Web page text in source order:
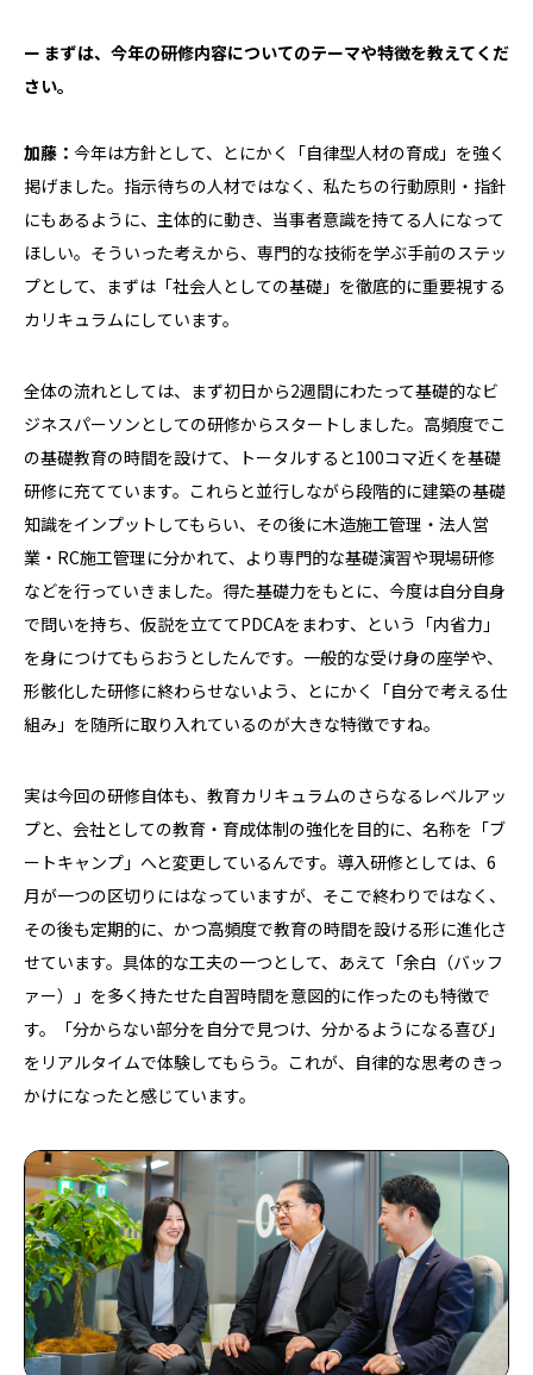
ー まずは、今年の研修内容についてのテーマや特徴を教えてくだ
さい。
加藤： 今年は方針として、とにかく「自律型人材の育成」を強く
掲げました。指示待ちの人材ではなく、私たちの行動原則・指針
にもあるように、主体的に動き、当事者意識を持てる人になって
ほしい。そういった考えから、専門的な技術を学ぶ手前のステッ
プとして、まずは「社会人としての基礎」を徹底的に重要視する
カリキュラムにしています。
全体の流れとしては、まず初日から2週間にわたって基礎的なビ
ジネスパーソンとしての研修からスタートしました。高頻度でこ
の基礎教育の時間を設けて、トータルすると100コマ近くを基礎
研修に充てています。これらと並行しながら段階的に建築の基礎
知識をインプットしてもらい、その後に木造施工管理・法人営
業・RC施工管理に分かれて、より専門的な基礎演習や現場研修
などを行っていきました。得た基礎力をもとに、今度は自分自身
で問いを持ち、仮説を立ててPDCAをまわす、という「内省力」
を身につけてもらおうとしたんです。一般的な受け身の座学や、
形骸化した研修に終わらせないよう、とにかく「自分で考える仕
組み」を随所に取り入れているのが大きな特徴ですね。
実は今回の研修自体も、教育カリキュラムのさらなるレベルアッ
プと、会社としての教育・育成体制の強化を目的に、名称を「ブ
ートキャンプ」へと変更しているんです。導入研修としては、6
月が一つの区切りにはなっていますが、そこで終わりではなく、
その後も定期的に、かつ高頻度で教育の時間を設ける形に進化さ
せています。具体的な工夫の一つとして、あえて「余白（バッフ
ァー）」を多く持たせた自習時間を意図的に作ったのも特徴で
す。「分からない部分を自分で見つけ、分かるようになる喜び」
をリアルタイムで体験してもらう。これが、自律的な思考のきっ
かけになったと感じています。